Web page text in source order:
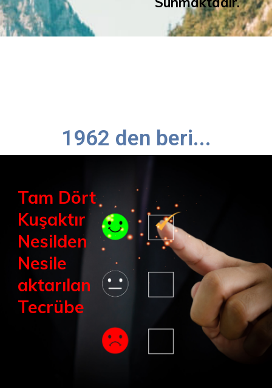
1962 den beri...
Tam Dört
Kuşaktır
Nesilden
Nesile
aktarılan
Tecrübe